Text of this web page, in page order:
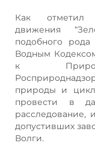
Как отметил
движения
подобного
Водным
к
природы и
провести в
расследование,
допустивших
Волги.